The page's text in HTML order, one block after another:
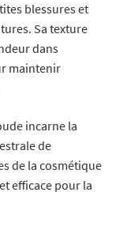
blessures et
Sa texture
dans
maintenir
incarne la
de
de la cosmétique
efficace pour la